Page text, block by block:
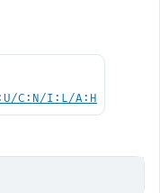
C:N/I:L/A:H